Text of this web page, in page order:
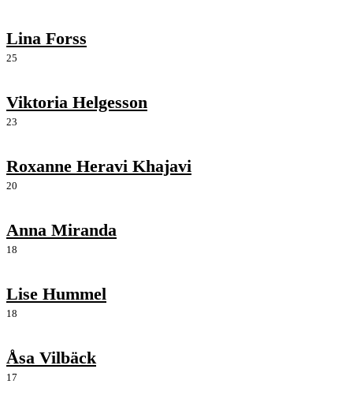
Lina Forss
25
Viktoria Helgesson
23
Roxanne Heravi Khajavi
20
Anna Miranda
18
Lise Hummel
18
Åsa Vilbäck
17